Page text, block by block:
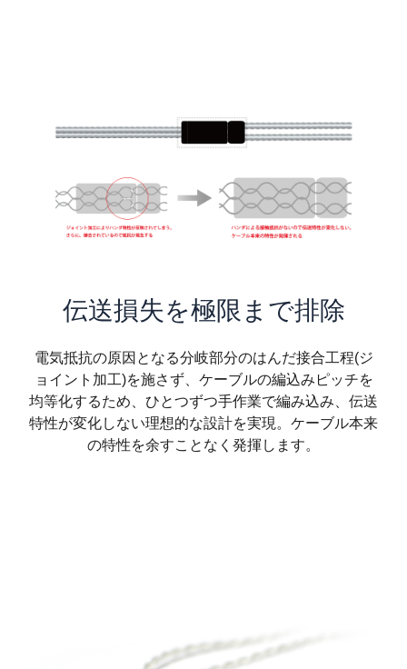
伝送損失を極限まで排除
電気抵抗の原因となる分岐部分のはんだ接合工程(ジ
ョイント加工)を施さず、ケーブルの編込みピッチを
均等化するため、ひとつずつ手作業で編み込み、伝送
特性が変化しない理想的な設計を実現。ケーブル本来
の特性を余すことなく発揮します。